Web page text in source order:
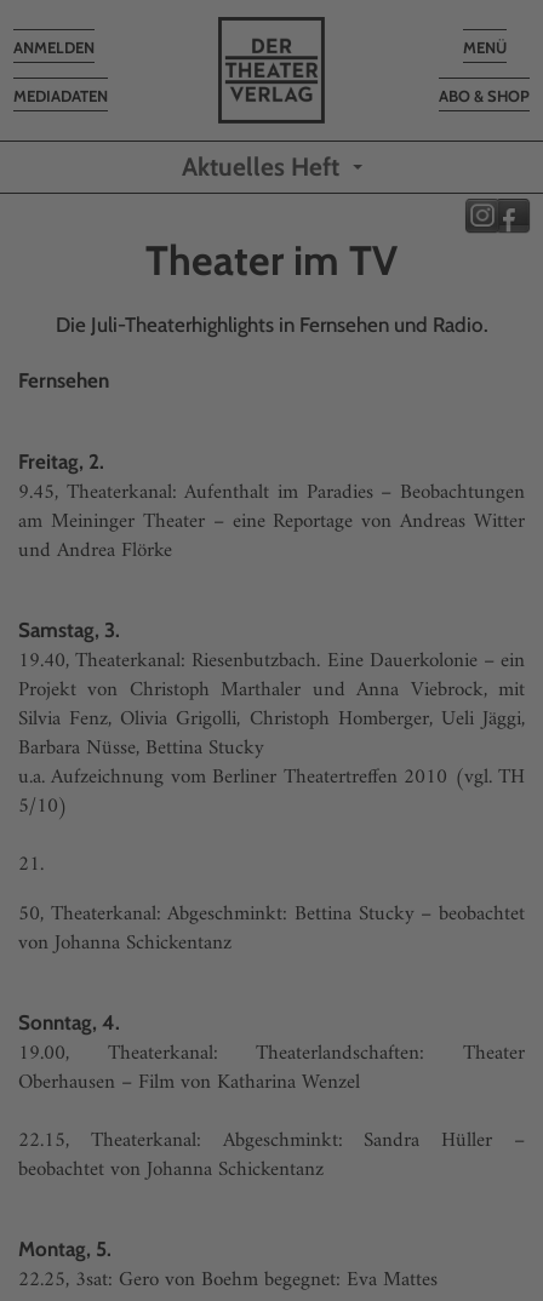
Toggle
MENÜ
ABO & SHOP
MEDIADATEN
Toggle
navigation
ANMELDEN
Aktuelles Heft
Theater im TV
Die Juli-Theaterhighlights in Fernsehen und Radio.
Fernsehen
Freitag, 2.
9.45, Theaterkanal: Aufenthalt im Paradies – Beobachtungen
am Meininger Theater – eine Reportage von Andreas Witter
und Andrea Flörke
Samstag, 3.
19.40, Theaterkanal: Riesenbutzbach. Eine Dauerkolonie – ein
Projekt von Christoph Marthaler und Anna Viebrock, mit
Silvia Fenz, Olivia Grigolli, Christoph Homberger, Ueli Jäggi,
Barbara Nüsse, Bettina Stucky
u.a. Aufzeichnung vom Berliner Theater­treffen 2010 (vgl. TH
5/10)
21.
50, Theaterkanal: Abgeschminkt: Bettina Stucky – beobachtet
von Johanna Schickentanz
Sonntag, 4.
19.00, Theaterkanal: Theaterlandschaften: Theater
Oberhausen – Film von Katharina Wenzel
22.15, Theaterkanal: Abgeschminkt: Sandra Hüller –
beobachtet von Johanna Schickentanz
Montag, 5.
22.25, 3sat: Gero von Boehm begegnet: Eva Mattes